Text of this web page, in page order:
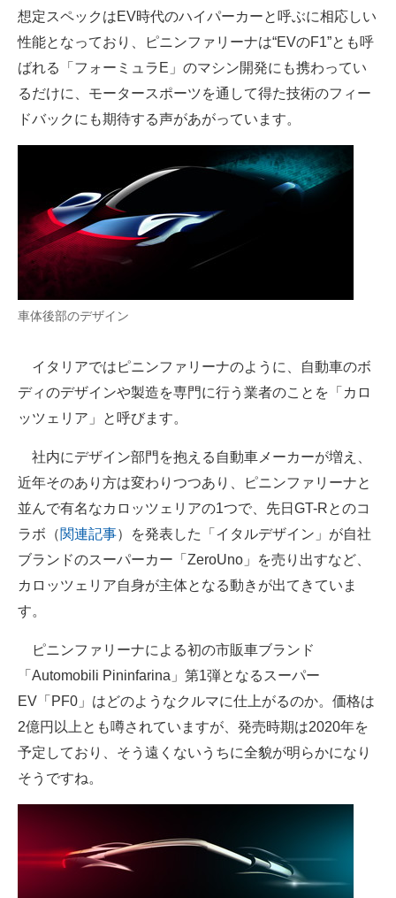
モノづくり技術者専門サイト
電子設計の基本と応用
建設×テクノロジーの最前線
ちょっと気になるネットの話題
想定スペックはEV時代のハイパーカーと呼ぶに相応しい
性能となっており、ピニンファリーナは“EVのF1”とも呼
ばれる「フォーミュラE」のマシン開発にも携わってい
るだけに、モータースポーツを通して得た技術のフィー
ドバックにも期待する声があがっています。
車体後部のデザイン
イタリアではピニンファリーナのように、自動車のボ
ディのデザインや製造を専門に行う業者のことを「カロ
ッツェリア」と呼びます。
社内にデザイン部門を抱える自動車メーカーが増え、
近年そのあり方は変わりつつあり、ピニンファリーナと
並んで有名なカロッツェリアの1つで、先日GT-Rとのコ
ラボ（関連記事）を発表した「イタルデザイン」が自社
ブランドのスーパーカー「ZeroUno」を売り出すなど、
カロッツェリア自身が主体となる動きが出てきていま
す。
ピニンファリーナによる初の市販車ブランド
「Automobili Pininfarina」第1弾となるスーパー
EV「PF0」はどのようなクルマに仕上がるのか。価格は
2億円以上とも噂されていますが、発売時期は2020年を
予定しており、そう遠くないうちに全貌が明らかになり
そうですね。